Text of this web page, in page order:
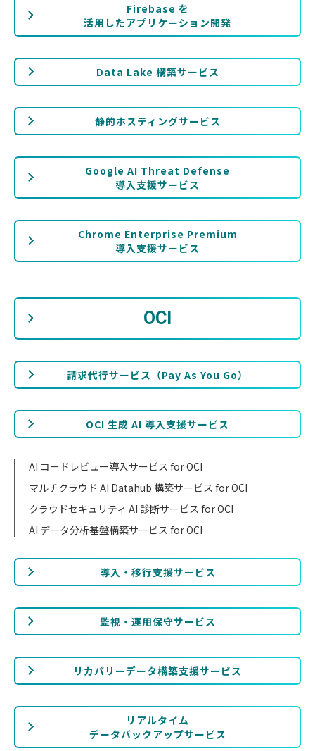
Firebase を
活用したアプリケーション開発
Data Lake 構築サービス
静的ホスティングサービス
Google AI Threat Defense
導入支援サービス
Chrome Enterprise Premium
導入支援サービス
OCI
請求代行サービス（Pay As You Go）
OCI 生成 AI 導入支援サービス
AI コードレビュー導入サービス for OCI
マルチクラウド AI Datahub 構築サービス for OCI
クラウドセキュリティ AI 診断サービス for OCI
AI データ分析基盤構築サービス for OCI
導入・移行支援サービス
監視・運用保守サービス
リカバリーデータ構築支援サービス
リアルタイム
データバックアップサービス